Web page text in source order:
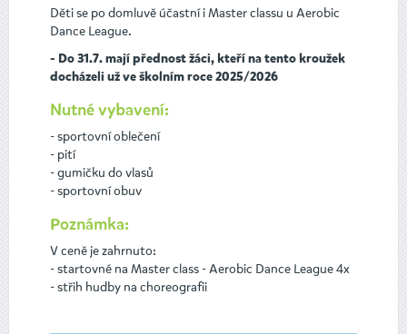
Děti se po domluvě účastní i Master classu u Aerobic
Dance League.
- Do 31.7. mají přednost žáci, kteří na tento kroužek
docházeli už ve školním roce 2025/2026
Nutné vybavení:
- sportovní oblečení
- pití
- gumičku do vlasů
- sportovní obuv
Poznámka:
V ceně je zahrnuto:
- startovné na Master class - Aerobic Dance League 4x
- střih hudby na choreografii